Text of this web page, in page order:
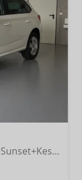
Selection 1.0 TSI DSG AHK+Kamera+Sunset+Kessy+AppConnect+Sitzheiz+Alu16+GV5